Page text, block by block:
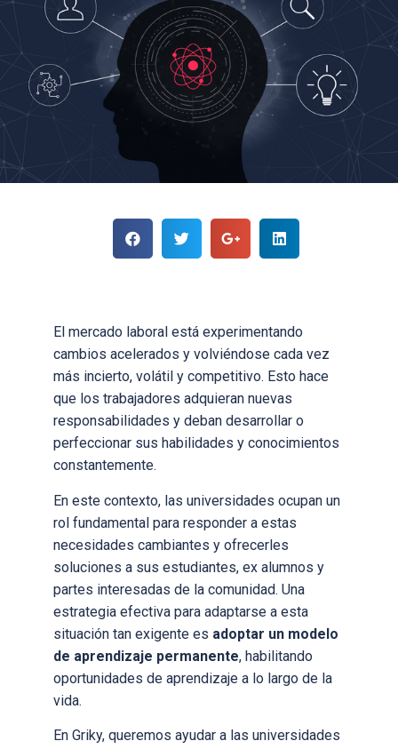
El mercado laboral está experimentando
cambios acelerados y volviéndose cada vez
más incierto, volátil y competitivo. Esto hace
que los trabajadores adquieran nuevas
responsabilidades y deban desarrollar o
perfeccionar sus habilidades y conocimientos
constantemente.
En este contexto, las universidades ocupan un
rol fundamental para responder a estas
necesidades cambiantes y ofrecerles
soluciones a sus estudiantes, ex alumnos y
partes interesadas de la comunidad. Una
estrategia efectiva para adaptarse a esta
situación tan exigente es adoptar un modelo
de aprendizaje permanente, habilitando
oportunidades de aprendizaje a lo largo de la
vida.
En Griky, queremos ayudar a las universidades